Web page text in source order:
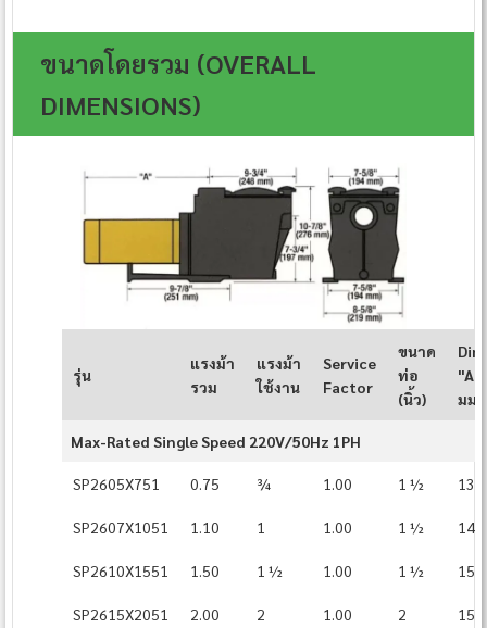
ขนาดโดยรวม (OVERALL
DIMENSIONS)
รุ่น
แรงม้า
รวม
แรงม้า
ใช้งาน
Service
Factor
ขนาด
ท่อ
(นิ้ว)
"A"
มม.)
Max-Rated Single Speed 220V/50Hz 1PH
SP2605X751 0.75 ¾ 1.00 1 ½
SP2607X1051 1.10 1 1.00 1 ½
SP2610X1551 1.50 1 ½ 1.00 1 ½
SP2615X2051 2.00 2 1.00 2